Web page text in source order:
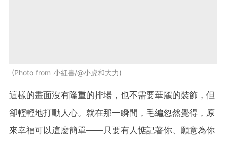
Photo from 小紅書/@小虎和大力
這樣的畫面沒有隆重的排場，也不需要華麗的裝飾，但
卻輕輕地打動人心。就在那一瞬間，毛編忽然覺得，原
來幸福可以這麼簡單——只要有人惦記著你、願意為你